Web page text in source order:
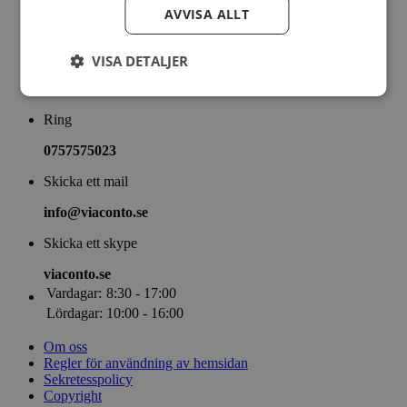
Mest läst
Nyheter
Ring
0757575023
Skicka ett mail
info@viaconto.se
Skicka ett skype
viaconto.se
Vardagar: 8:30 - 17:00
Lördagar: 10:00 - 16:00
Om oss
Regler för användning av hemsidan
Sekretesspolicy
Copyright
AVVISA ALLT
VISA DETALJER